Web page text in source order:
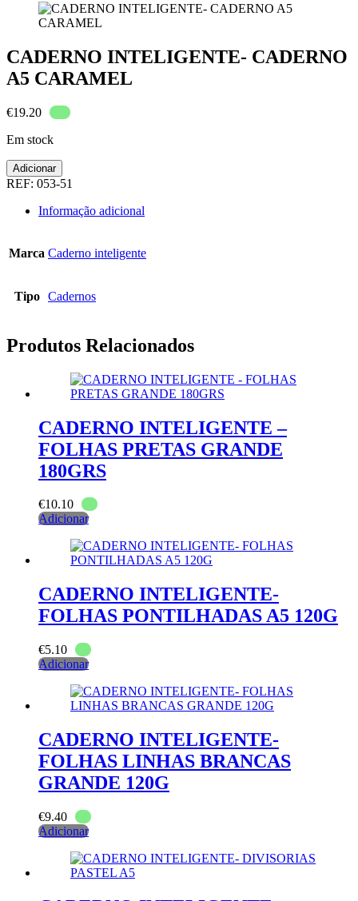
CADERNO INTELIGENTE- CADERNO
A5 CARAMEL
€19.20
Em stock
Quantidade
de
INTELIGENTE-
CARAMEL
Adicionar
REF: 053-51
Informação adicional
Marca Caderno inteligente
Tipo Cadernos
Produtos Relacionados
CADERNO INTELIGENTE –
FOLHAS PRETAS GRANDE
180GRS
€10.10
Adicionar
CADERNO INTELIGENTE-
FOLHAS PONTILHADAS A5 120G
€5.10
Adicionar
CADERNO INTELIGENTE-
FOLHAS LINHAS BRANCAS
GRANDE 120G
€9.40
Adicionar